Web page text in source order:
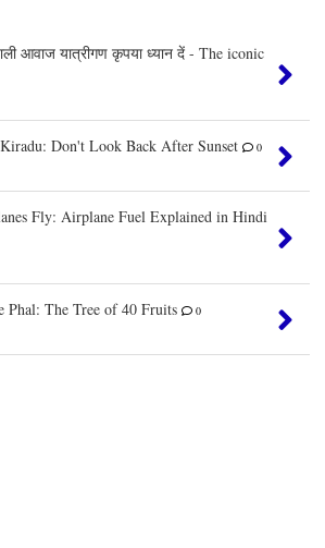
आवाज यात्रीगण कृपया ध्यान दें - The iconic
Don't Look Back After Sunset
0
Fly: Airplane Fuel Explained in Hindi
Phal: The Tree of 40 Fruits
0